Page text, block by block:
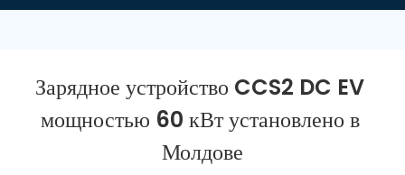
Зарядное устройство CCS2 DC EV
мощностью 60 кВт установлено в
Молдове